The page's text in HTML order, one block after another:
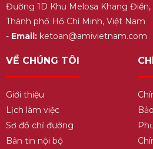
Đường 1D Khu Melosa Khang
Thành phố Hồ Chí Minh, Việt Nam
- Email:ketoan@amivietnam.com
VỀ CHÚNG TÔI
Giới thiệu
Lịch làm việc
Sơ đồ chỉ đường
Bản tin nội bộ